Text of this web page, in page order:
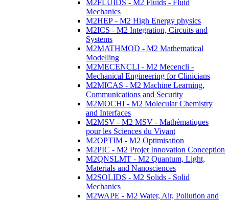
M2FLUIDS - M2 Fluids - Fluid
Mechanics
M2HEP - M2 High Energy physics
M2ICS - M2 Integration, Circuits and
Systems
M2MATHMOD - M2 Mathematical
Modelling
M2MECENCLI - M2 Mecencli -
Mechanical Engineering for Clinicians
M2MICAS - M2 Machine Learning,
Communications and Security
M2MOCHI - M2 Molecular Chemistry
and Interfaces
M2MSV - M2 MSV - Mathématiques
pour les Sciences du Vivant
M2OPTIM - M2 Optimisation
M2PIC - M2 Projet Innovation Conception
M2QNSLMT - M2 Quantum, Light,
Materials and Nanosciences
M2SOLIDS - M2 Solids - Solid
Mechanics
M2WAPE - M2 Water, Air, Pollution and